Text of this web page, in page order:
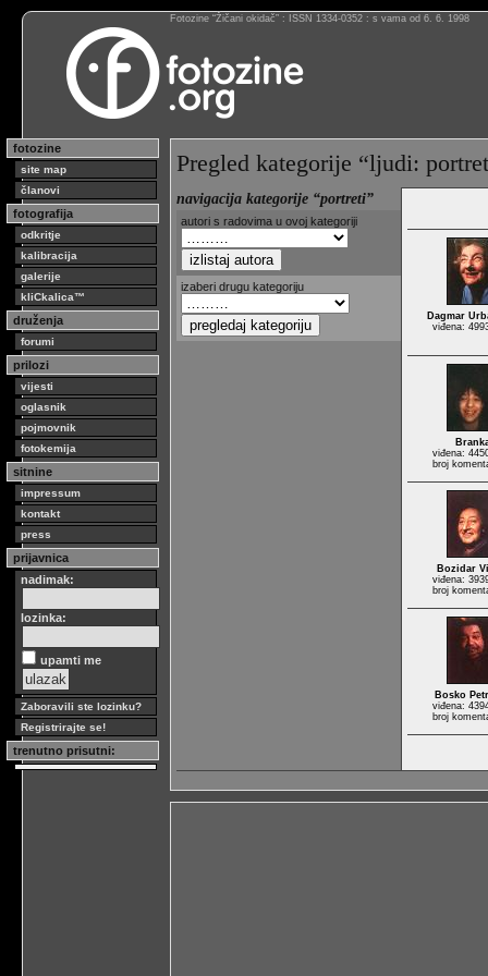
Fotozine “Žičani okidač” : ISSN 1334-0352 : s vama od 6. 6. 1998
fotozine
site map
članovi
fotografija
odkritje
kalibracija
galerije
kliCkalica™
druženja
forumi
prilozi
vijesti
oglasnik
pojmovnik
fotokemija
sitnine
impressum
kontakt
press
prijavnica
nadimak:
lozinka:
upamti me
Zaboravili ste lozinku?
Registrirajte se!
trenutno prisutni:
Pregled kategorije “ljudi:
navigacija kategorije “portreti”
autori s radovima u ovoj kategoriji
izaberi drugu kategoriju
Dagmar
viđena:
viđena:
broj
Bozidar
viđena:
broj
Bosko
viđena:
broj